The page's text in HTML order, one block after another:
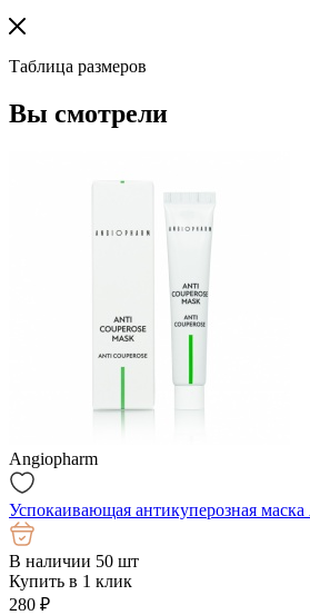
Таблица размеров
Вы смотрели
Angiopharm
Успокаивающая антикуперозная
В наличии 50 шт
Купить в 1 клик
280 ₽